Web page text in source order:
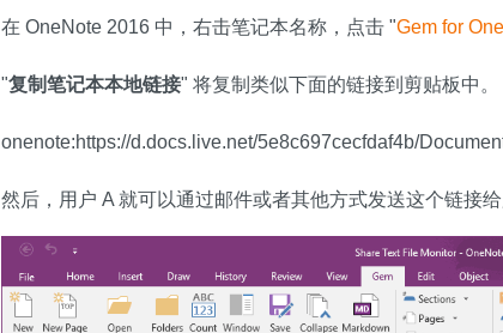
在 OneNote 2016 中，右击笔记本名称，点击 "Gem for
"复制笔记本本地链接" 将复制类似下面的链接到剪贴板中。
onenote:https://d.docs.live.net/5e8c697cecfdaf4b/
然后，用户 A 就可以通过邮件或者其他方式发送这个链接给